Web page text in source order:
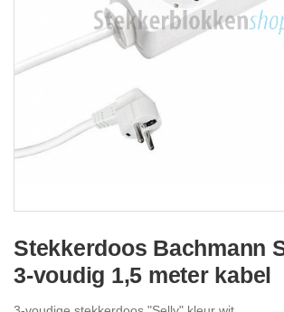
naar
het
begin
de
Stekkerdoos Bachmann
3-voudig 1,5 meter kabel